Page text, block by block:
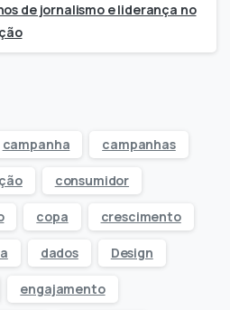
de jornalismo e liderança no
campanha campanhas
consumidor
copa crescimento
dados Design
engajamento